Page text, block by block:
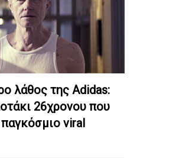
λάθος της Adidas:
26χρονου που
viral